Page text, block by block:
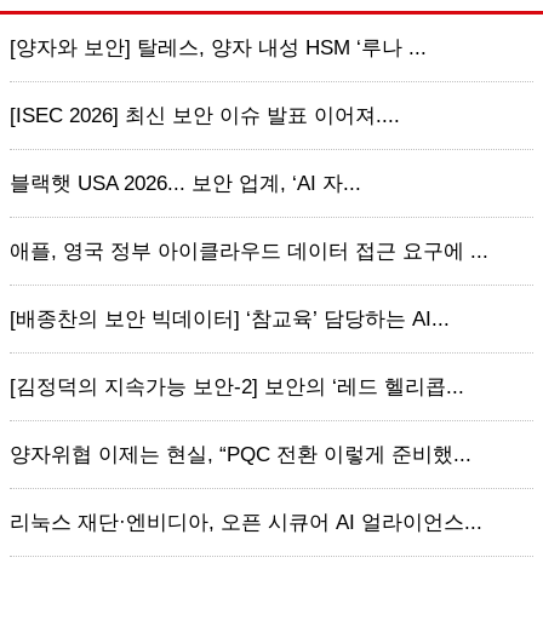
[양자와 보안] 탈레스, 양자 내성 HSM ‘루나 ...
[ISEC 2026] 최신 보안 이슈 발표 이어져....
블랙햇 USA 2026... 보안 업계, ‘AI 자...
애플, 영국 정부 아이클라우드 데이터 접근 요구에 ...
[배종찬의 보안 빅데이터] ‘참교육’ 담당하는 AI...
[김정덕의 지속가능 보안-2] 보안의 ‘레드 헬리콥...
양자위협 이제는 현실, “PQC 전환 이렇게 준비했...
리눅스 재단·엔비디아, 오픈 시큐어 AI 얼라이언스...